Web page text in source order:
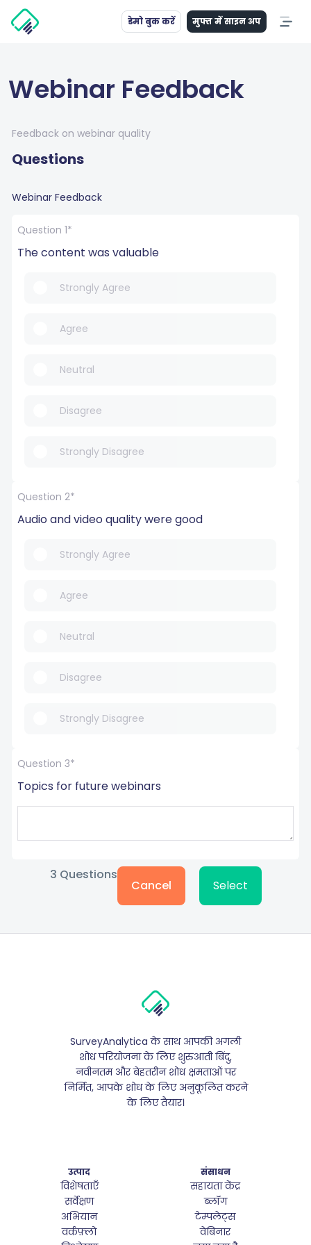
डेमो बुक करें मुफ्त में साइन अप
Webinar Feedback
Feedback on webinar quality
Questions
Webinar Feedback
Question 1*
The content was valuable
Strongly Agree
Agree
Neutral
Disagree
Strongly Disagree
Question 2*
Audio and video quality were good
Strongly Agree
Agree
Neutral
Disagree
Strongly Disagree
Question 3*
Topics for future webinars
3 Questions
Cancel Select
SurveyAnalytica के साथ आपकी अगली
शोध परियोजना के लिए शुरुआती बिंदु,
नवीनतम और बेहतरीन शोध क्षमताओं पर
निर्मित, आपके शोध के लिए अनुकूलित करने
के लिए तैयार।
उत्पाद
विशेषताएँ
सर्वेक्षण
अभियान
वर्कफ़्लो
संसाधन
सहायता केंद्र
ब्लॉग
टेम्पलेट्स
वेबिनार